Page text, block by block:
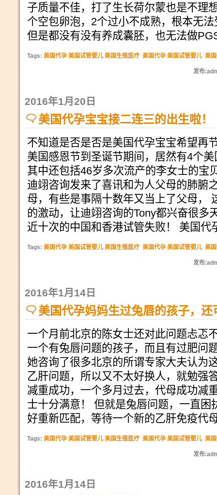
子质量不佳，打了生长荷尔蒙也是不理
个空包卵泡，2个过小不成熟，根本无
但是都没有没有养成囊胚，也无法做
Tags: 美国代孕 美国试管婴儿 美国生殖医疗 美国代孕 美国试管婴儿 美
发布
2016年1月20日
美国代孕宝宝接二连三的出生啦！
不知道是否是否是美国代孕宝宝希望再
美国感恩节到圣诞节期间，居然有4个
其中还包括46岁多次流产的李女士的宝
迪翊咨询发来了喜讯和为人父母的肺腑
母，有些是事隔十数年又当上了父母，
的激动，让迪翊咨询的Tony都兴奋很多
近十次的中国和香港试管失败！ 美国代
Tags: 美国代孕 美国试管婴儿 美国生殖医疗 美国代孕 美国试管婴儿 美
发布
2016年1月14日
美国代孕妈妈生过兔唇的孩子，还
一个月前北京的陈女士还对此问题忐忑
一个有兔唇问题的孩子，而且有过肥问
她咨询了很多北京的所谓专家大夫认为
乙肝问题，所以又不太好换人，就勉强
减重成功，一个多月过去，代母成功减
士十分满意！ 但就是兔唇问题，一直困
好重新匹配，等待一个新的乙肝免疫代
Tags: 美国代孕 美国试管婴儿 美国生殖医疗 美国代孕 美国试管婴儿 美
发布
2016年1月14日